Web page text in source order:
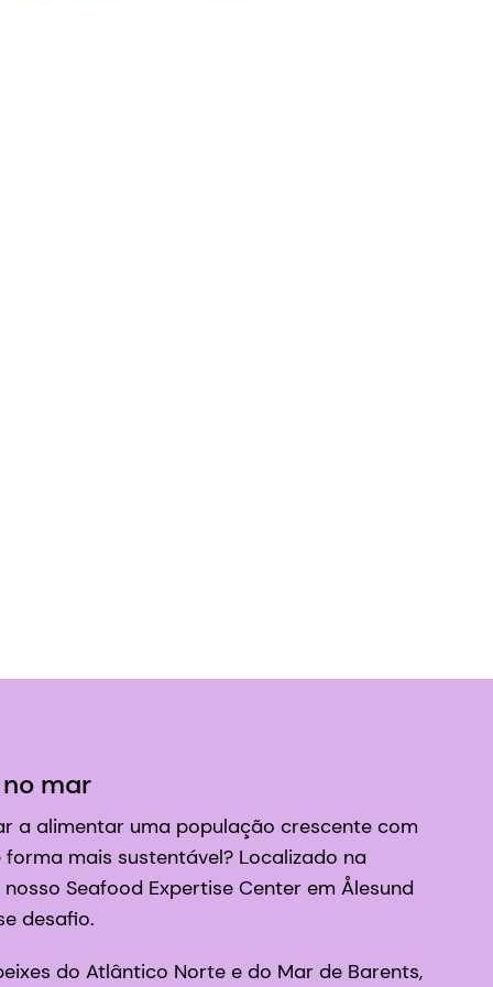
mar
a alimentar uma população crescente com
mais sustentável? Localizado na
Seafood Expertise Center em Ålesund
desafio.
do Atlântico Norte e do Mar de Barents,